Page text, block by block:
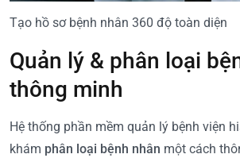
Tạo hồ sơ bệnh nhân 360 độ toàn diện
Quản lý & phân loại
thông minh
Hệ thống phần mềm quản lý bệnh viện
khám phân loại bệnh nhân một cách